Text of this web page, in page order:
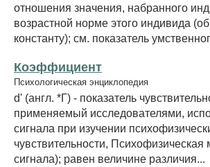
отношения значения, набранного
возрастной норме этого индивида
константу); см. показатель
Коэффициент
Психологическая энциклопедия
d' (англ. *Г) - показатель
применяемый исследователями,
сигнала при изучении
чувствительности,
сигнала); равен величине различия...